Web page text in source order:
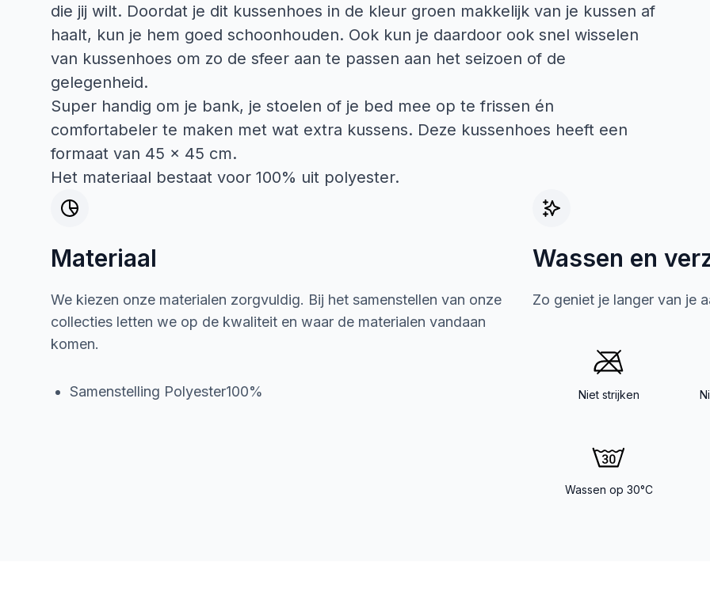
die jij wilt. Doordat je dit kussenhoes in de kleur groen makkelijk van je kussen af
haalt, kun je hem goed schoonhouden. Ook kun je daardoor ook snel wisselen
van kussenhoes om zo de sfeer aan te passen aan het seizoen of de
gelegenheid.
Super handig om je bank, je stoelen of je bed mee op te frissen én
comfortabeler te maken met wat extra kussens. Deze kussenhoes heeft een
formaat van 45 x 45 cm.
Het materiaal bestaat voor 100% uit polyester.
Materiaal
We kiezen onze materialen zorgvuldig. Bij het samenstellen van onze
collecties letten we op de kwaliteit en waar de materialen vandaan
komen.
Samenstelling Polyester100%
Wassen en
Zo geniet je langer van je
Niet strijken
Wassen op 30°C